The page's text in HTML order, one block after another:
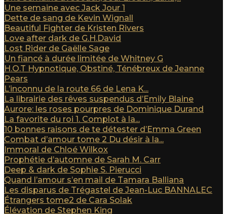
Une semaine avec Jack Jour 1
Dette de sang de Kevin Wignall
Beautiful Fighter de Kristen Rivers
Love after dark de G.H.David
Lost Rider de Gaëlle Sage
Un fiancé à durée limitée de Whitney G
H.O.T Hypnotique, Obstiné, Ténébreux de Jeanne
Pears
L’inconnu de la route 66 de Lena K...
La librairie des rêves suspendus d’Emily Blaine
Aurore: les roses pourpres de Dominique Durand
La favorite du roi 1. Complot à la...
10 bonnes raisons de te détester d’Emma Green
Combat d’amour tome 2 Du désir à la...
Immoral de Chloé Wilkox
Prophétie d’automne de Sarah M. Carr
Deep & dark de Sophie S. Pierucci
Quand l’amour s’en mail de Tamara Balliana
Les disparus de Trégastel de Jean-Luc BANNALEC
Étrangers tome2 de Cara Solak
Élévation de Stephen King